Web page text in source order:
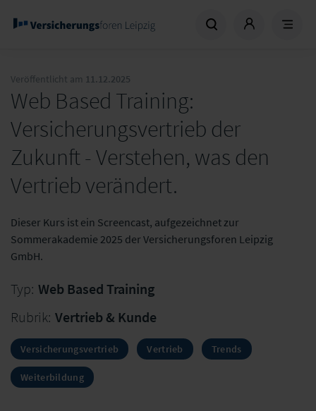
Veröffentlicht am 11.12.2025
Web Based Training:
Versicherungsvertrieb der
Zukunft - Verstehen, was den
Vertrieb verändert.
Dieser Kurs ist ein Screencast, aufgezeichnet zur
Sommerakademie 2025 der Versicherungsforen Leipzig
GmbH.
Typ: Web Based Training
Rubrik: Vertrieb & Kunde
Versicherungsvertrieb Vertrieb Trends
Weiterbildung